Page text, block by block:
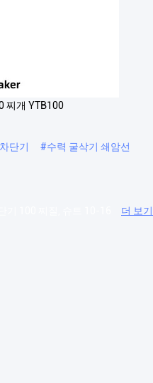
찌개 YTB100
단기 #수력 굴삭기 쇄암선
더 보기